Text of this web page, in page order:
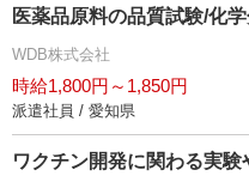
医薬品原料の品質試験/化
WDB株式会社
時給1,800円～1,850円
派遣社員 / 愛知県
ワクチン開発に関わる実